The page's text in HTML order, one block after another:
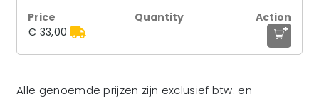
€ 33,00 +
Alle genoemde prijzen zijn exclusief btw. en